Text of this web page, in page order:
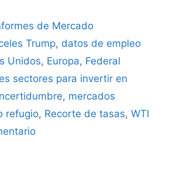
de Mercado
Trump, datos de empleo
Unidos, Europa, Federal
sectores para invertir en
, mercados
refugio, Recorte de tasas, WTI